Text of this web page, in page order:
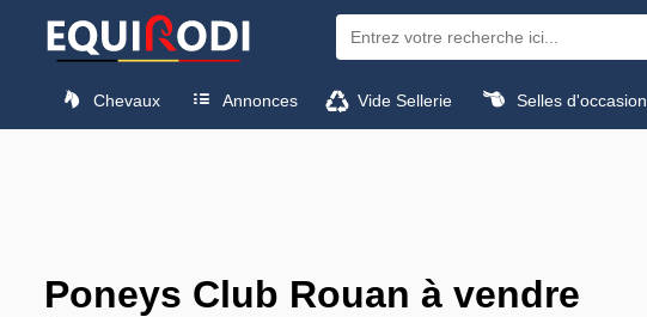
Chevaux Annonces Vide Sellerie Selles d'occasion
Poneys Club Rouan à vendre